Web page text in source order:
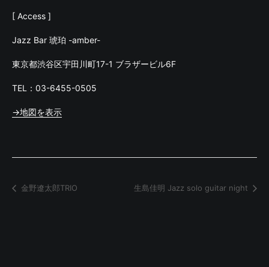
[ Access ]
Jazz Bar 琥珀 -amber-
東京都渋谷区宇田川町17-1 ブラザービル6F
TEL：03-6455-0505
→地図を表示
金野遼太郎TRIO 生島佳明 Jazz solo guitar night